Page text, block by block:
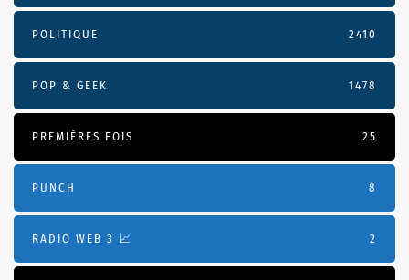
POLITIQUE 2410
POP & GEEK 1478
PREMIÈRES FOIS 25
PUNCH 8
RADIO WEB 3 📈 2